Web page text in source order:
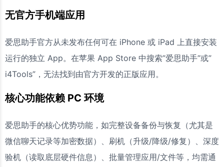
无官方手机端应用
爱思助手官方从未发布任何可在 iPhone 或 iPad 上直接安装
运行的独立 App。在苹果 App Store 中搜索”爱思助手”或”
i4Tools”，无法找到由官方开发的正版应用。
核心功能依赖 PC 环境
爱思助手的核心优势功能，如完整设备备份与恢复（尤其是
微信聊天记录等加密数据）、刷机（升级/降级/修复）、深度
验机（读取底层硬件信息）、批量管理应用/文件等，均需通